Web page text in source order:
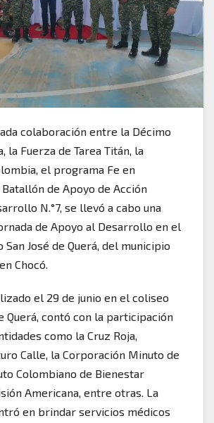
colaboración entre la Décimo
la Fuerza de Tarea Titán, la
el programa Fe en
de Apoyo de Acción
N.°7, se llevó a cabo una
de Apoyo al Desarrollo en el
José de Querá, del municipio
Chocó.
el 29 de junio en el coliseo
Querá, contó con la participación
como la Cruz Roja,
Calle, la Corporación Minuto de
Colombiano de Bienestar
Americana, entre otras. La
en brindar servicios médicos